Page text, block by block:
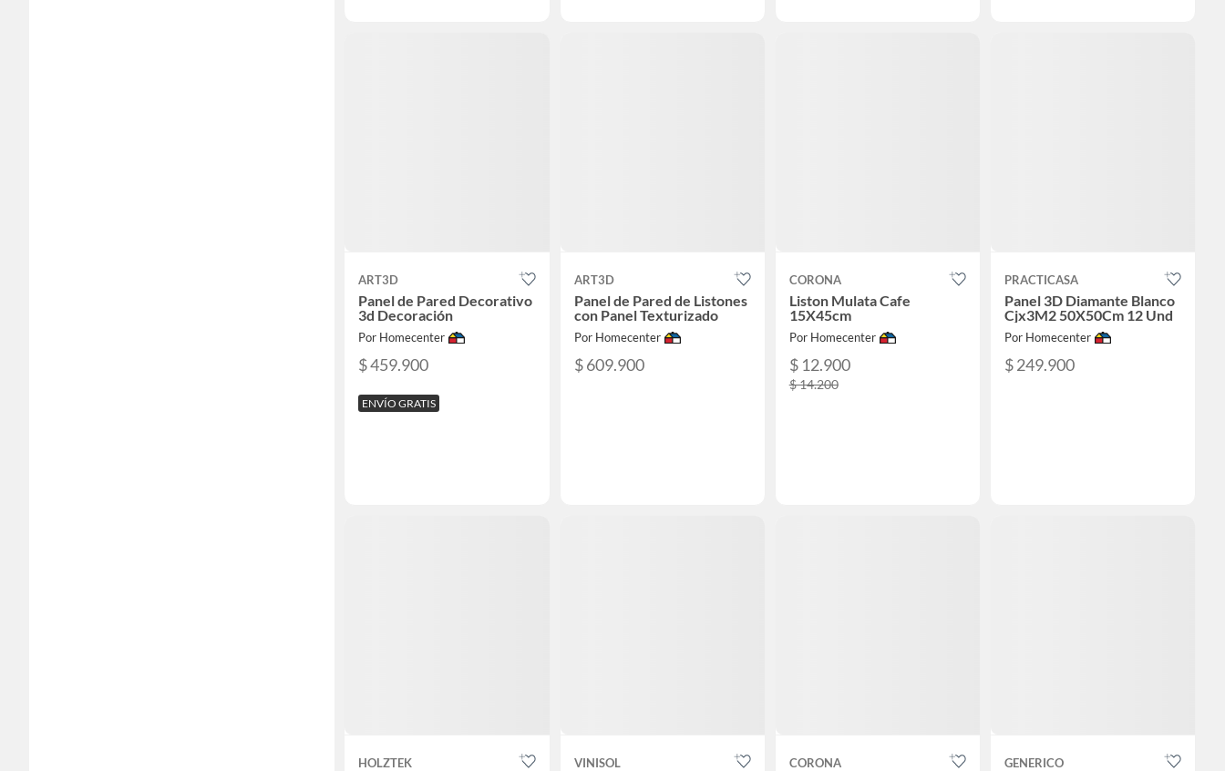
ART3D
Panel de Pared Decorativo
3d Decoración
Por Homecenter
$ 459.900
ENVÍO GRATIS
ART3D
Panel de Pared de Listones
con Panel Texturizado
Por Homecenter
$ 609.900
CORONA
Liston Mulata Cafe
15X45cm
Por Homecenter
$ 12.900
$ 14.200
PRACTICASA
Panel 3D Diamante Blanco
Cjx3M2 50X50Cm 12 Und
Por Homecenter
$ 249.900
HOLZTEK VINISOL CORONA GENERICO